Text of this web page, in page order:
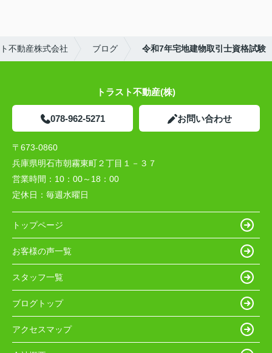
不動産株式会社 ブログ 令和7年宅地建物取引士資格試験
トラスト不動産(株)
078-962-5271 お問い合わせ
〒673-0860
兵庫県明石市朝霧東町２丁目１－３７
営業時間： 10：00～18：00
定休日： 毎週水曜日
トップページ
お客様の声一覧
スタッフ一覧
ブログトップ
アクセスマップ